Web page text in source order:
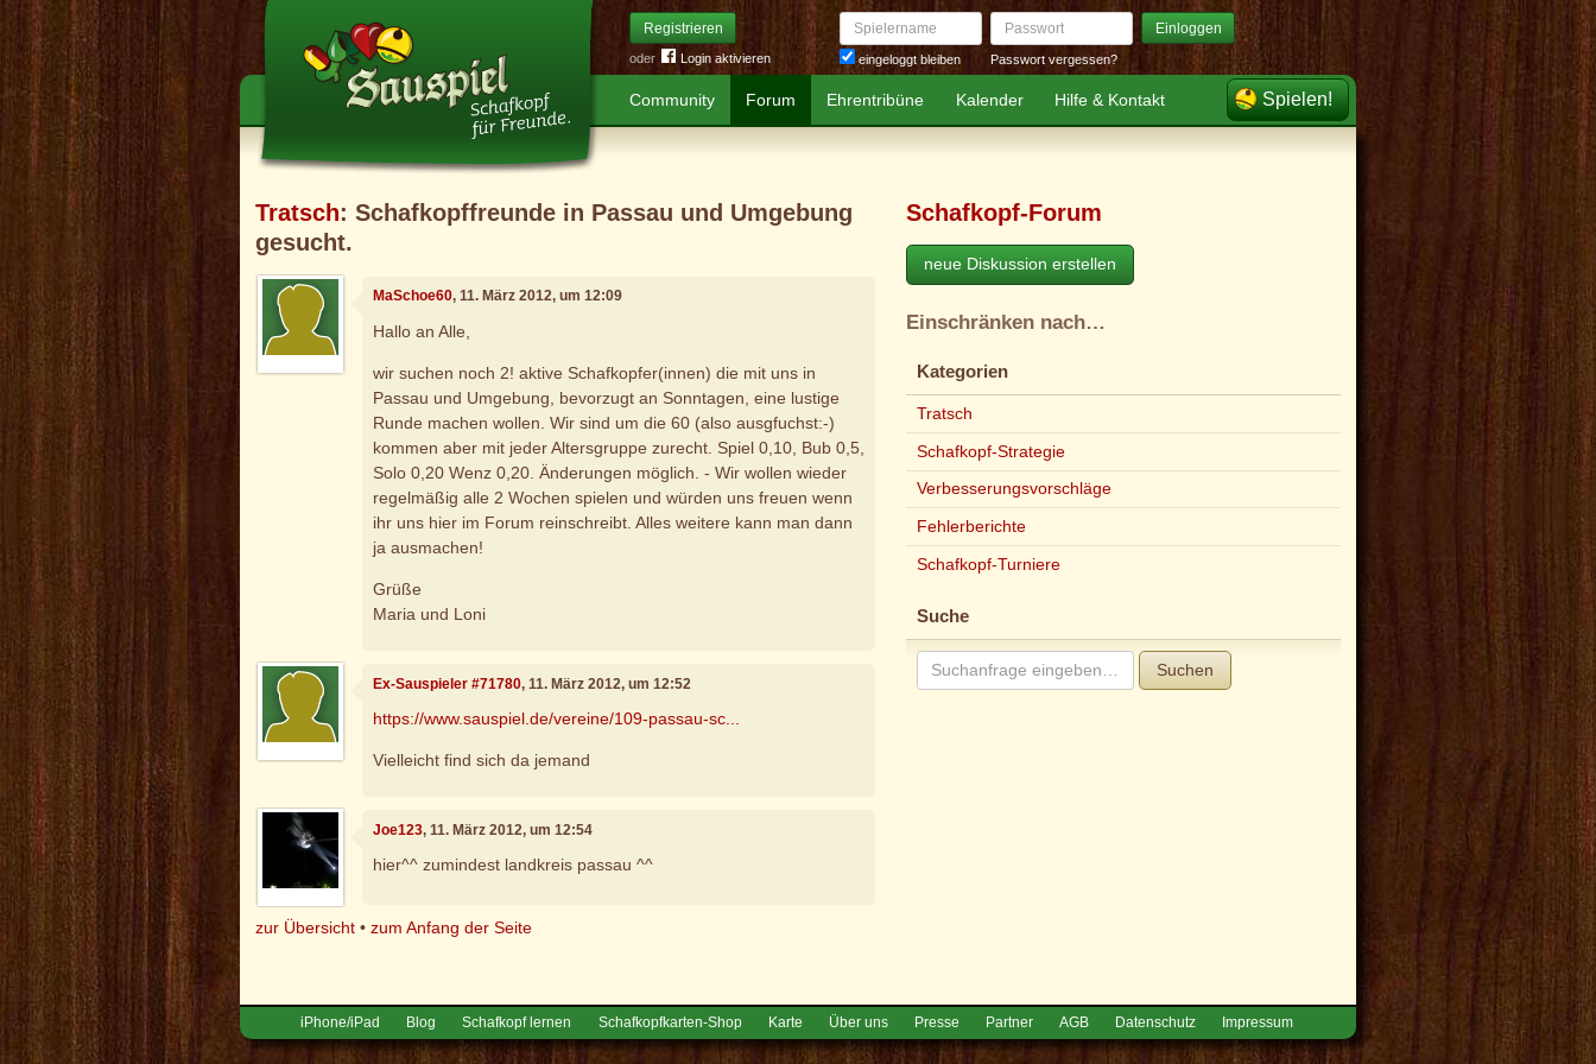
Registrieren
oder Login aktivieren
Spielername
eingeloggt bleiben
Passwort Einloggen
Passwort vergessen?
Community Forum Ehrentribüne Kalender Hilfe & Kontakt Spielen!
Tratsch: Schafkopffreunde in Passau und Umgebung
gesucht.
MaSchoe60, 11. März 2012, um 12:09
Hallo an Alle,
wir suchen noch 2! aktive Schafkopfer(innen) die mit uns in
Passau und Umgebung, bevorzugt an Sonntagen, eine lustige
Runde machen wollen. Wir sind um die 60 (also ausgfuchst:-)
kommen aber mit jeder Altersgruppe zurecht. Spiel 0,10, Bub 0,5,
Solo 0,20 Wenz 0,20. Änderungen möglich. - Wir wollen wieder
regelmäßig alle 2 Wochen spielen und würden uns freuen wenn
ihr uns hier im Forum reinschreibt. Alles weitere kann man dann
ja ausmachen!
Grüße
Maria und Loni
Ex-Sauspieler #71780, 11. März 2012, um 12:52
https://www.sauspiel.de/vereine/109-passau-sc...
Vielleicht find sich da jemand
Joe123, 11. März 2012, um 12:54
hier^^ zumindest landkreis passau ^^
zur Übersicht •zum Anfang der Seite
Schafkopf-Forum
neue Diskussion erstellen
Einschränken nach…
Kategorien
Tratsch
Schafkopf-Strategie
Verbesserungsvorschläge
Fehlerberichte
Schafkopf-Turniere
Suche
Suchen
iPhone/iPad Blog Schafkopf lernen Schafkopfkarten-Shop Karte Über uns Presse Partner AGB Datenschutz Impressum